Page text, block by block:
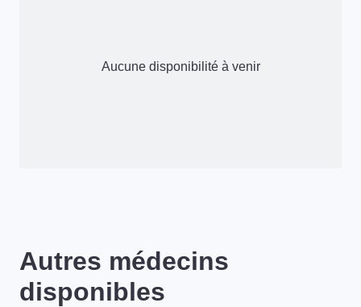
Aucune disponibilité à venir
Autres médecins
disponibles